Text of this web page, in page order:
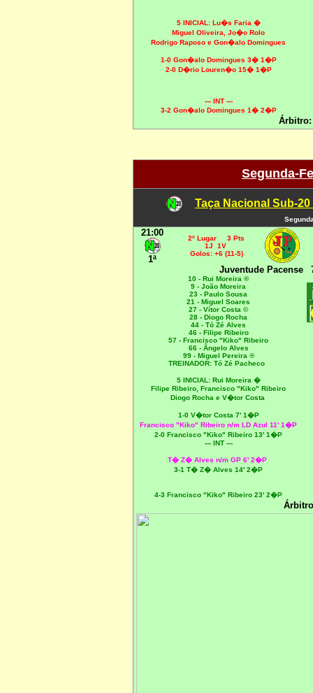
5 INICIAL: Lu�s Faria �
Miguel Oliveira, Jo�o Rolo
Rodrigo Raposo e Gon�alo Domingues
1-0 Gon�alo Domingues 3� 1�P
2-0 D�rio Louren�o 15� 1�P
--- INT ---
3-2 Gon�alo Domingues 1� 2�P
Árbitro:
Segunda-
Taça Nacional Sub-20
21:00
1ª
2º Lugar 3 Pts
1J 1V
Golos: +6 (11-5)
Juventude Pacense
10 - Rui Moreira ®
9 - João Moreira
23 - Paulo Sousa
21 - Miguel Soares
27 - Vítor Costa ©
28 - Diogo Rocha
44 - Tó Zé Alves
46 - Filipe Ribeiro
57 - Francisco "Kiko" Ribeiro
66 - Ângelo Alves
99 - Miguel Pereira ®
TREINADOR: Tó Zé Pacheco
5 INICIAL: Rui Moreira �
Filipe Ribeiro, Francisco "Kiko" Ribeiro
Diogo Rocha e V�tor Costa
1-0 V�tor Costa 7' 1�P
Francisco "Kiko" Ribeiro n/m LD Azul 11' 1�P
2-0 Francisco "Kiko" Ribeiro 13' 1�P
--- INT ---
T� Z� Alves n/m GP 6' 2�P
3-1 T� Z� Alves 14' 2�P
4-3 Francisco "Kiko" Ribeiro 23' 2�P